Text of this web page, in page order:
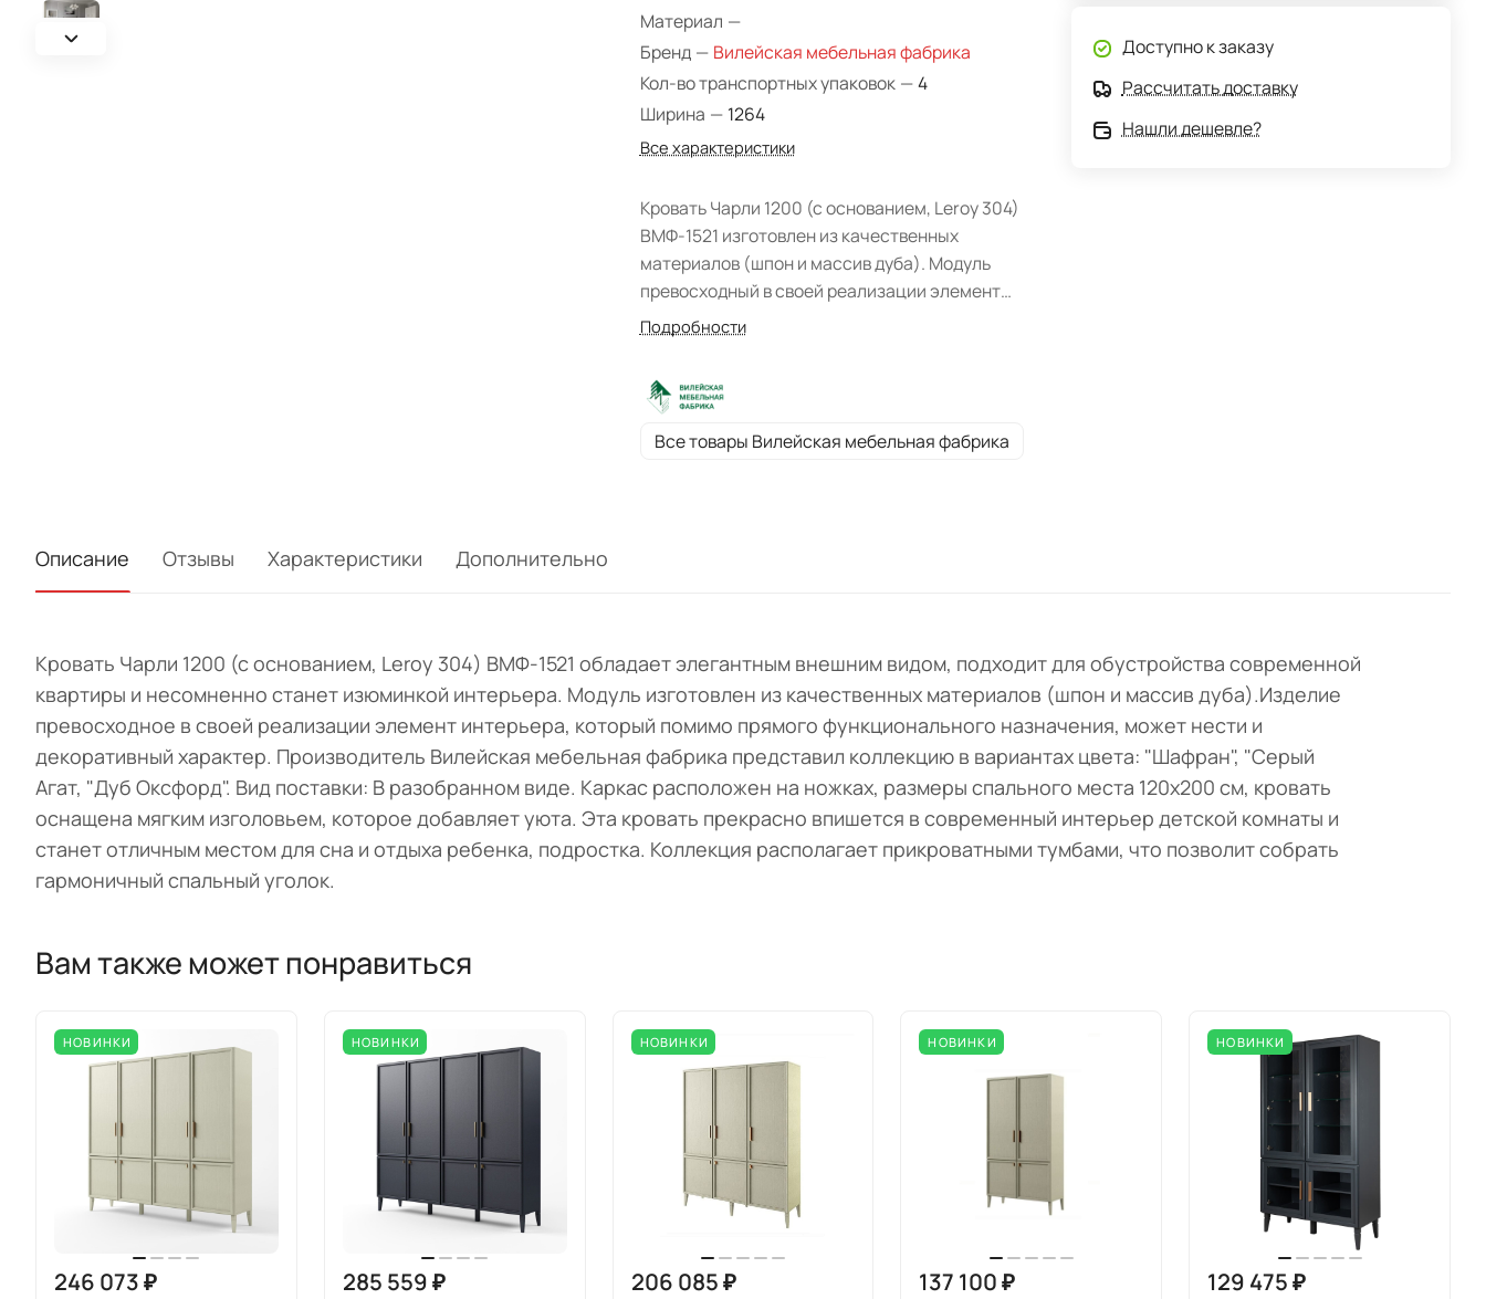
Материал —
Бренд — Вилейская мебельная фабрика
Кол-во транспортных упаковок —4
Ширина — 1264
Все характеристики
Кровать Чарли 1200 (с основанием, Leroy 304)
ВМФ-1521 изготовлен из качественных
материалов (шпон и массив дуба). Модуль
превосходный в своей реализации элемент
интерьера, который помимо прямого
декоративный характер. Производитель
Вилейская мебельная фабрика представил
коллекцию в вариантах цвета: "Шафран",
"Серый Агат, "Дуб Оксфорд". Вид поставки: В
Подробности
Все товары Вилейская мебельная фабрика
Доступно к заказу
Рассчитать доставку
Нашли дешевле?
Описание Отзывы Характеристики Дополнительно
Кровать Чарли 1200 (с основанием, Leroy 304) ВМФ-1521 обладает элегантным внешним видом, подходит для обустройства современной
квартиры и несомненно станет изюминкой интерьера. Модуль изготовлен из качественных материалов (шпон и массив дуба).Изделие
превосходное в своей реализации элемент интерьера, который помимо прямого функционального назначения, может нести и
декоративный характер. Производитель Вилейская мебельная фабрика представил коллекцию в вариантах цвета: "Шафран", "Серый
Агат, "Дуб Оксфорд". Вид поставки: В разобранном виде. Каркас расположен на ножках, размеры спального места 120х200 см, кровать
оснащена мягким изголовьем, которое добавляет уюта. Эта кровать прекрасно впишется в современный интерьер детской комнаты и
станет отличным местом для сна и отдыха ребенка, подростка. Коллекция располагает прикроватными тумбами, что позволит собрать
гармоничный спальный уголок.
Вам также может понравиться
НОВИНКИ
246 073 ₽
НОВИНКИ
285 559 ₽
НОВИНКИ
206 085 ₽
НОВИНКИ
137 100 ₽
НОВИНКИ
129 475 ₽